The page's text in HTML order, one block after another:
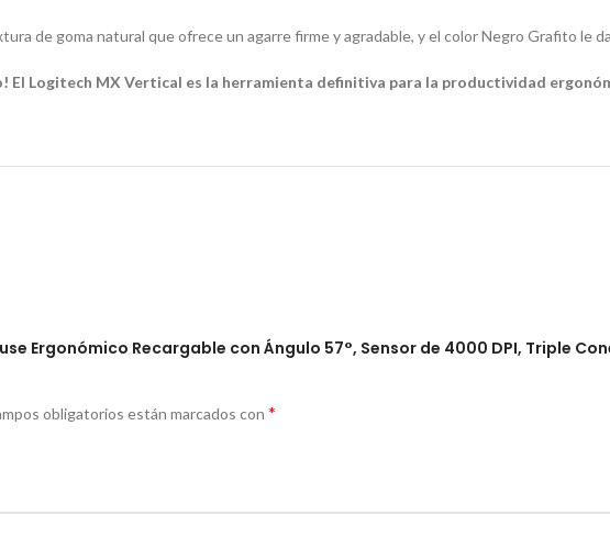
de goma natural que ofrece un agarre firme y agradable, y el color Negro Grafito le
El Logitech MX Vertical es la herramienta definitiva para la productividad
Ergonómico Recargable con Ángulo 57°, Sensor de 4000 DPI, Triple
obligatorios están marcados con *